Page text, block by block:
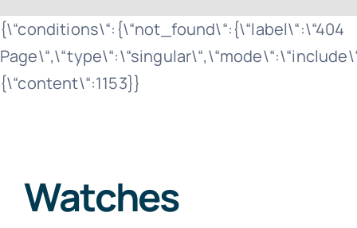
Zum
Inhalt
springen
{\“conditions\“:{\“not_found\“:{\“label\“:\“404
{\“content\“:1153}}
Watches